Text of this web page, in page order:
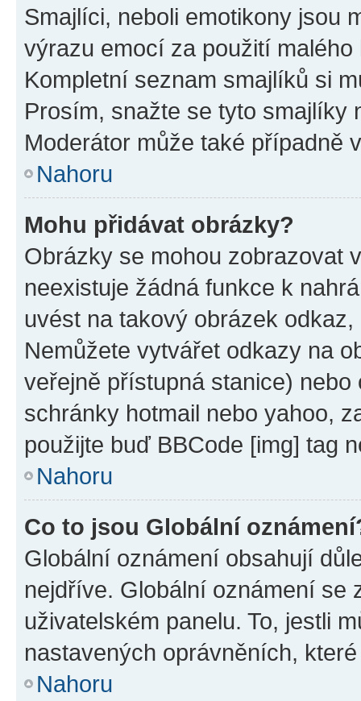
Smajlíci, neboli emotikony jsou
výrazu emocí za použití
Kompletní seznam smajlíků si
Prosím, snažte se tyto smajlíky
Moderátor může také případně
Nahoru
Mohu přidávat obrázky?
Obrázky se mohou zobrazovat
neexistuje žádná funkce k
uvést na takový obrázek
Nemůžete vytvářet odkazy na
veřejně přístupná stanice)
schránky hotmail nebo yahoo,
použijte buď BBCode [img] tag
Nahoru
Co to jsou Globální
Globální oznámení obsahují
nejdříve. Globální oznámení se
uživatelském panelu. To, jestli
nastavených oprávněních,
Nahoru